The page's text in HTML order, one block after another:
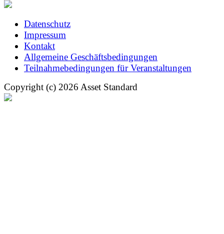
Datenschutz
Impressum
Kontakt
Allgemeine Geschäftsbedingungen
Teilnahmebedingungen für Veranstaltungen
Copyright (c) 2026 Asset Standard